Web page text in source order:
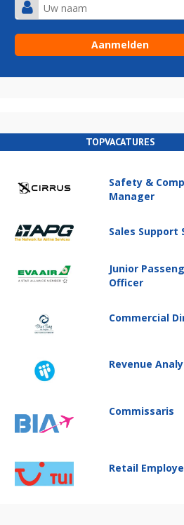
TOPVACATURES
Safety &
Manager
Sales Support
Junior
Officer
Commercial
Revenue
Commissaris
Retail